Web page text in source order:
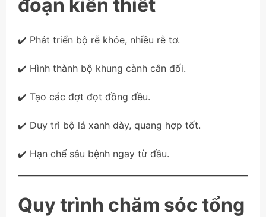
đoạn kiến thiết
✔️ Phát triển bộ rễ khỏe, nhiều rễ tơ.
✔️ Hình thành bộ khung cành cân đối.
✔️ Tạo các đợt đọt đồng đều.
✔️ Duy trì bộ lá xanh dày, quang hợp tốt.
✔️ Hạn chế sâu bệnh ngay từ đầu.
Quy trình chăm sóc tổng